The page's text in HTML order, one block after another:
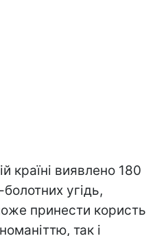
країні виявлено 180
угідь,
принести користь
так і